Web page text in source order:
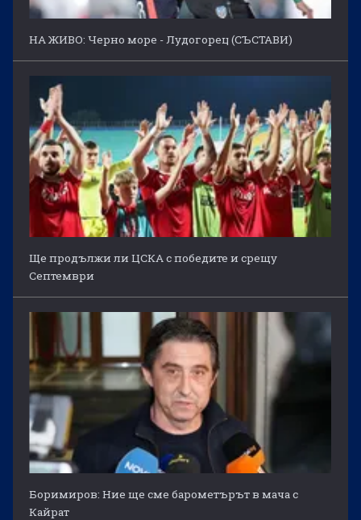
НА ЖИВО: Черно море - Лудогорец (СЪСТАВИ)
Ще продължи ли ЦСКА с победите и срещу
Септември
Боримиров: Ние ще сме барометърът в мача с
Кайрат